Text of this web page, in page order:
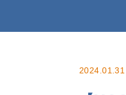
2024.01.31